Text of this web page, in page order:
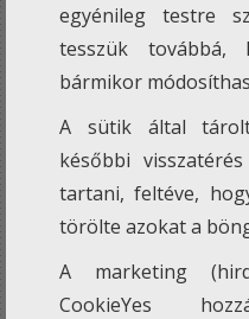
egyénileg testre
tesszük továbbá,
bármikor
A sütik által tárolt
későbbi
tartani, feltéve,
törölte azokat a
A marketing
CookieYes